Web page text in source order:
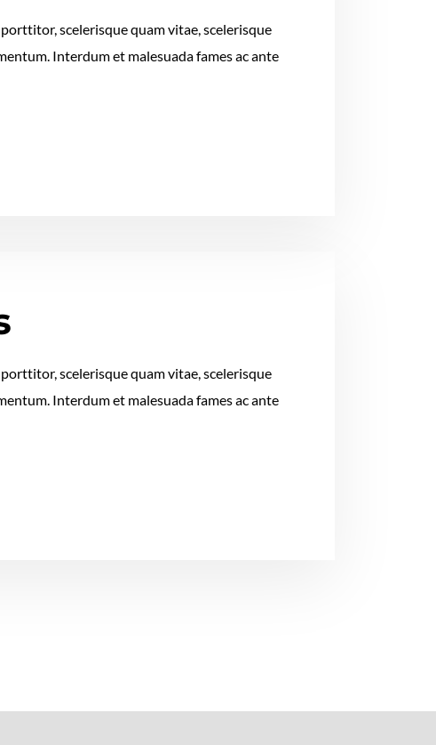
scelerisque quam vitae, scelerisque
Interdum et malesuada fames ac ante
scelerisque quam vitae, scelerisque
Interdum et malesuada fames ac ante